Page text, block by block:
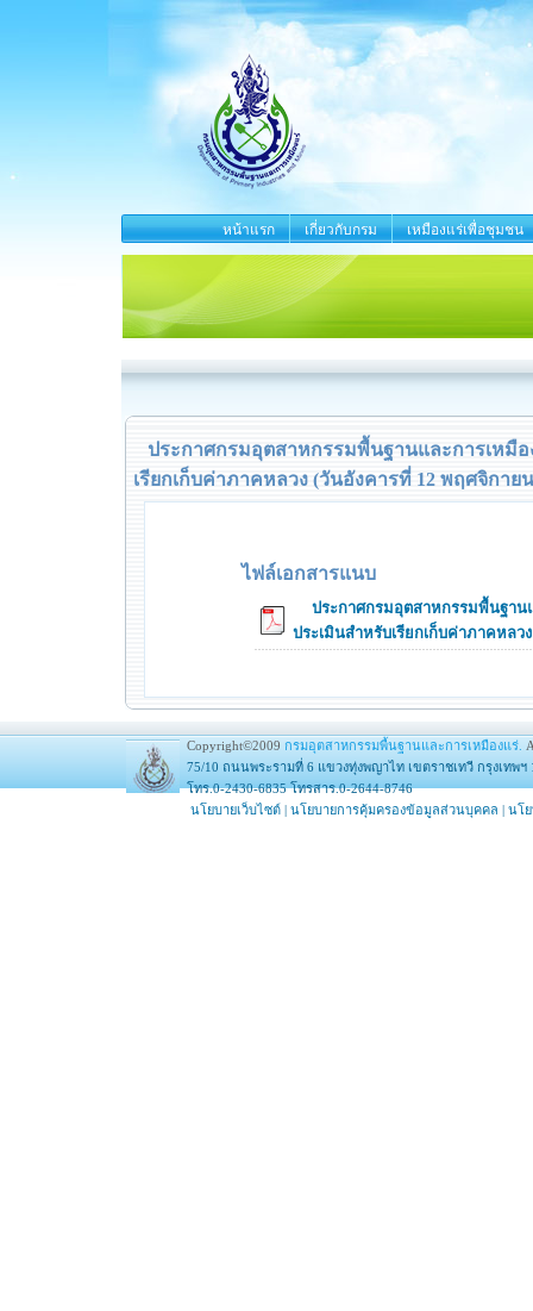
หน้าแรก เกี่ยวกับกรม เหมืองแร่เพื่อชุมชน
ประกาศกรมอุตสาหกรรมพื้นฐานและการเหมื
เรียกเก็บค่าภาคหลวง (วันอังคารที่ 12 พฤศจิกายน
ไฟล์เอกสารแนบ
ประกาศกรมอุตสาหกรรมพื้นฐาน
ประเมินสำหรับเรียกเก็บค่าภาคหลว
Copyright©2009 กรมอุตสาหกรรมพื้นฐานและการเหมืองแร่.
75/10 ถนนพระรามที่ 6 แขวงทุ่งพญาไท เขตราชเทวี กรุงเทพฯ
โทร.0-2430-6835 โทรสาร.0-2644-8746
นโยบายเว็บไซต์ | นโยบายการคุ้มครองข้อมูลส่วนบุคคล | นโ